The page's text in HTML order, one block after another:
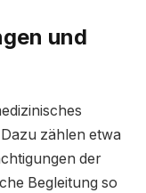
und
zählen etwa
der
Begleitung so